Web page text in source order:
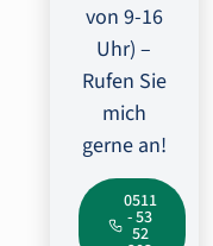
von 9-16
Uhr) –
Rufen Sie
mich
gerne an!
0511
- 53
52